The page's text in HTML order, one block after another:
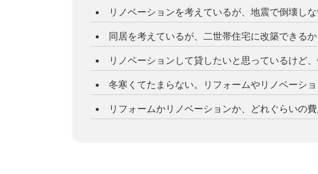
リノベーションを考えているが、地震で倒壊し
同居を考えているが、二世帯住宅に改築できる
リノベーションして貸したいと思っているけど
冬寒くてたまらない。リフォームやリノベーシ
リフォームかリノベーションか、どれぐらいの